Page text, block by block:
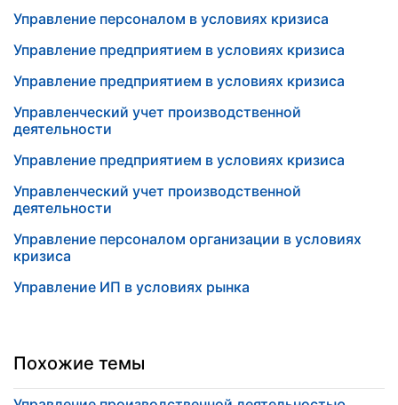
Управление персоналом в условиях кризиса
Управление предприятием в условиях кризиса
Управление предприятием в условиях кризиса
Управленческий учет производственной
деятельности
Управление предприятием в условиях кризиса
Управленческий учет производственной
деятельности
Управление персоналом организации в условиях
кризиса
Управление ИП в условиях рынка
Похожие темы